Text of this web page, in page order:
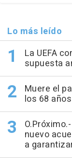
Lo más leído
La UEFA
supuesta
Muere el
los 68 años
nuevo
a